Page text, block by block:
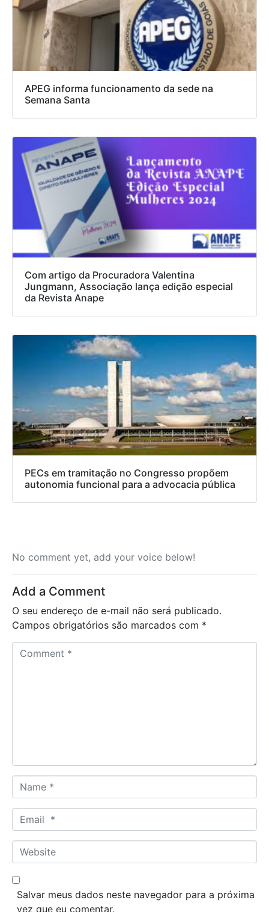
APEG informa funcionamento da sede na
Semana Santa
Com artigo da Procuradora Valentina
Jungmann, Associação lança edição especial
da Revista Anape
PECs em tramitação no Congresso propõem
autonomia funcional para a advocacia pública
No comment yet, add your voice below!
Add a Comment
O seu endereço de e-mail não será publicado.
Campos obrigatórios são marcados com *
a
m
*
m
a
*
W
e
b
Salvar meus dados neste navegador para a próxima
vez que eu comentar.